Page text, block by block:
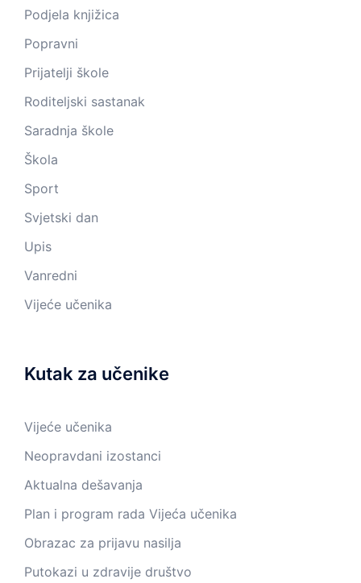
Podjela knjižica
Popravni
Prijatelji škole
Roditeljski sastanak
Saradnja škole
Škola
Sport
Svjetski dan
Upis
Vanredni
Vijeće učenika
Kutak za učenike
Vijeće učenika
Neopravdani izostanci
Aktualna dešavanja
Plan i program rada Vijeća učenika
Obrazac za prijavu nasilja
Putokazi u zdravije društvo